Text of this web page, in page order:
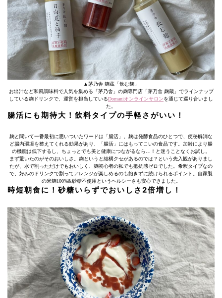
▲茅乃舎 麹蔵「飲む麹」
お出汁など和風調味料で人気を集める「茅乃舎」の麹専門店「茅乃舎 麹蔵」でラインナップ
している麹ドリンクで、運営を担当しているDomaniオンラインサロンを通じて巡り合いまし
た。
腸活にも期待大！飲料タイプの手軽さがいい！
麹と聞いて一番最初に思いついたワードは「腸活」。麹は発酵食品のひとつで、便秘解消な
ど腸内環境を整えてくれる効果があり、「腸活」にはもってこいの食品です。加齢により腸
の機能は低下するし、ちょっとでも美と健康につながるなら…！と迷うことなくお試し。
まず驚いたのがそのおいしさ。麹というと結構クセがあるのでは？という先入観がありまし
たが、水で割っただけでもおいしく、麹初心者の私でも抵抗感ゼロでした。希釈タイプなの
で、好みのドリンクで割ってアレンジが楽しめるのも飽きずに続けられるポイント。自家製
の米麹100%&砂糖不使用というヘルシーさも安心できました。
時短朝食に！砂糖いらずでおいしさ2倍増し！